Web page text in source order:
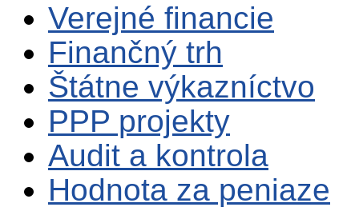
Verejné financie
Finančný trh
Štátne výkazníctvo
PPP projekty
Audit a kontrola
Hodnota za peniaze